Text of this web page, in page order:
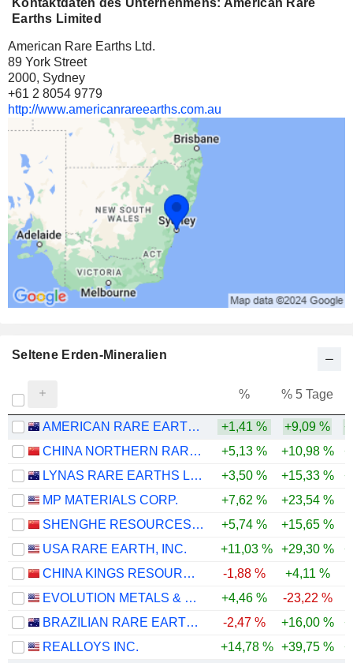
Kontaktdaten des Unternehmens: American Rare
Earths Limited
American Rare Earths Ltd.
89 York Street
2000, Sydney
+61 2 8054 9779
http://www.americanrareearths.com.au
Seltene Erden-Mineralien
% % 5 Tage
AMERICAN RARE EARTHS LIMITED +1,41 % +9,09 %
CHINA NORTHERN RARE EARTH (GROUP) HIGH-TECH CO.,LTD
+5,13 % +10,98 %
LYNAS RARE EARTHS LIMITED
+3,50 % +15,33 %
MP MATERIALS CORP.
+7,62 % +23,54 %
SHENGHE RESOURCES HOLDING CO., LTD
+5,74 % +15,65 %
USA RARE EARTH, INC.
+11,03 % +29,30 %
CHINA KINGS RESOURCES GROUP CO.,LTD.
-1,88 % +4,11 %
EVOLUTION METALS & TECHNOLOGIES CORP.
+4,46 % -23,22 %
BRAZILIAN RARE EARTHS LIMITED
-2,47 % +16,00 %
REALLOYS INC.
+14,78 % +39,75 %